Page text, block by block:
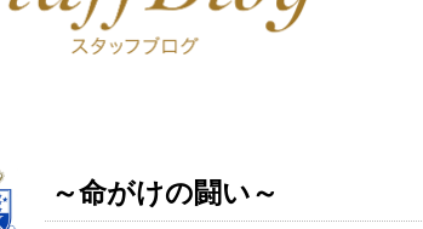
～命がけの闘い～